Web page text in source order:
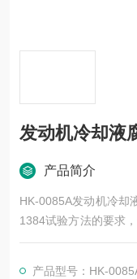
发动机冷却液
产品简介
HK-0085A发动机冷却
1384试验方法的要求
的腐蚀。
产品型号：HK-